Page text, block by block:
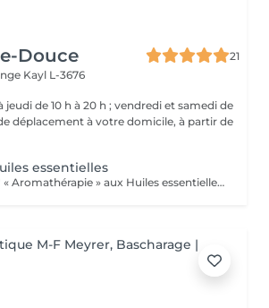
Douce
21
Kayl L-3676
h à 20 h ; vendredi et samedi de
de déplacement à votre domicile, à partir de
essentielles
Divers massages d' « Aromathérapie » aux Huiles essentielles (pour le corps) Ces massages apportent un soulagement immédiat à la tension musculaire, améliorent la circulation sanguine et lymphatique, augmente ses défenses Immunitaires. .Massage détente relax, "Plaisir" .Massage relaxation "Cocoon" .Massage amincissement drainage "Détox" .Massage pour les "douleurs articulaires" (dos-épaules-genoux) .Massage "Réflexe" : soulage courbatures, tendinites et autres douleurs articulaires et musculaires. Conseillé pour les sportifs ! .Massage "Tonic" pour la fatigue nerveuse, l'épuisement, le surmenage, le stress, la déprime, Besoin de Peps, et d'énergie, baisse de libido (tonique générale) ; Système immunitaire affaibli, rhume, antivirale, bronchite, nez bouché, sinusite, Arthrose, hyperthyroidie, fatigue des glandes surrénales... Ce massage est conseillé pour les périodes hivernales !